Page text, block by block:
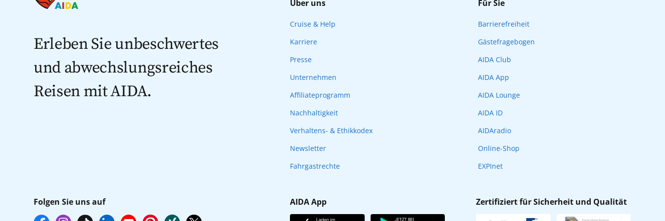
Erleben Sie unbeschwertes
und abwechslungsreiches
Reisen mit AIDA.
Folgen Sie uns auf
Über uns
Cruise & Help
Karriere
Presse
Unternehmen
Affiliateprogramm
Nachhaltigkeit
Verhaltens- & Ethikkodex
Newsletter
Fahrgastrechte
Für Sie
Barrierefreiheit
Gästefragebogen
AIDA Club
AIDA App
AIDA Lounge
AIDA ID
AIDAradio
Online-Shop
EXPInet
AIDA App Zertifiziert für Sicherheit und Qualität